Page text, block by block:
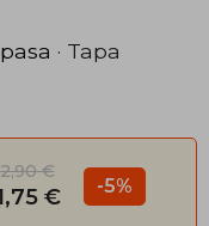
· Tapa
€
€ -5%